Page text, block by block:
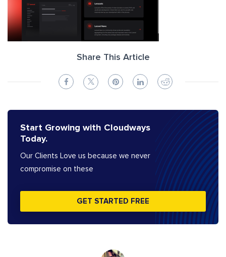
Share This Article
Start Growing with Cloudways
Today.
Our Clients Love us because we never
compromise on these
GET STARTED FREE